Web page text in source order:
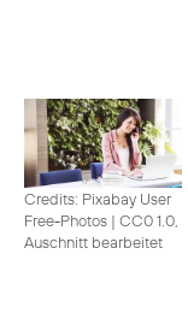
Credits: Pixabay User
Free-Photos | CC0 1.0,
Auschnitt bearbeitet